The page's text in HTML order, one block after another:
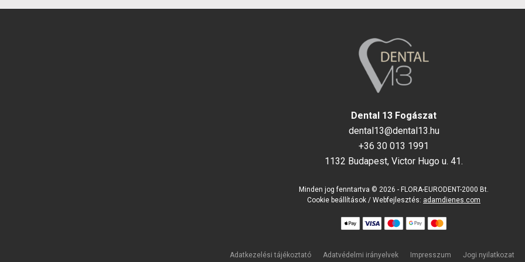
Dental 13 Fogászat
dental13@dental13.hu
+36 30 013 1991
1132 Budapest, Victor Hugo u. 41.
Minden jog fenntartva © 2026 - FLORA-EURODENT-2000 Bt.
Cookie beállítások / Webfejlesztés: adamdienes.com
Adatkezelési tájékoztató Adatvédelmi irányelvek Impresszum Jogi nyilatkozat